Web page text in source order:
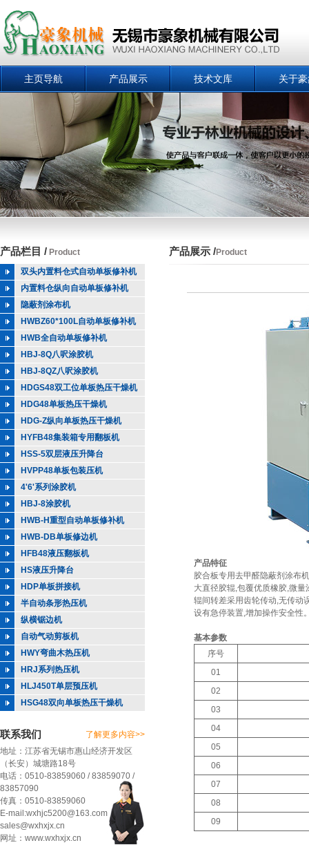
主页导航 产品展示 技术文库 关于
产品栏目 / Product
双头内置料仓式自动单板修补机
内置料仓纵向自动单板修补机
隐蔽剂涂布机
HWBZ60*100L自动单板修补机
HWB全自动单板修补机
HBJ-8Q八呎涂胶机
HBJ-8QZ八呎涂胶机
HDGS48双工位单板热压干燥机
HDG48单板热压干燥机
HDG-Z纵向单板热压干燥机
HYFB48集装箱专用翻板机
HSS-5双层液压升降台
HVPP48单板包装压机
4'6'系列涂胶机
HBJ-8涂胶机
HWB-H重型自动单板修补机
HWB-DB单板修边机
HFB48液压翻板机
HS液压升降台
HDP单板拼接机
半自动条形热压机
纵横锯边机
自动气动剪板机
HWY弯曲木热压机
HRJ系列热压机
HLJ450T单层预压机
HSG48双向单板热压干燥机
联系我们
了解更多内容>>
地址：江苏省无锡市惠山经济开发区
（长安）城塘路18号
电话：0510-83859060 / 83859070 /
83857090
传真：0510-83859060
E-mail:wxhjc5200@163.com
sales@wxhxjx.cn
网址：www.wxhxjx.cn
产品展示 /Product
产品特征
胶合板专用去甲醛隐蔽剂涂布
大直径胶辊,包覆优质橡胶,微量
辊间转差采用齿轮传动,无传动
设有急停装置,增加操作安全性
基本参数
序号
01
02
03
04
05
06
07
08
09